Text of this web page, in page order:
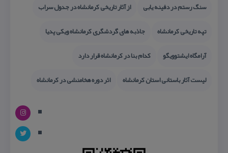
سنگ رستم در دفینه یابی
از آثار تاریخی كرمانشاه در جدول سراب
تپه تاریخی كرمانشاه
جاذبه های گردشگری كرمانشاه ویكی پدیا
آرامگاه ایشتوویگو
كدام بنا در كرمانشاه قرار دارد
لیست آثار باستانی استان كرمانشاه
اثر دوره هخامنشی در كرمانشاه